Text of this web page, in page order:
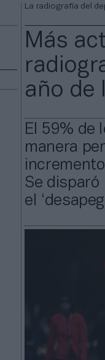
La radiografía del
Más
año de
El 59% de
manera
Se
el